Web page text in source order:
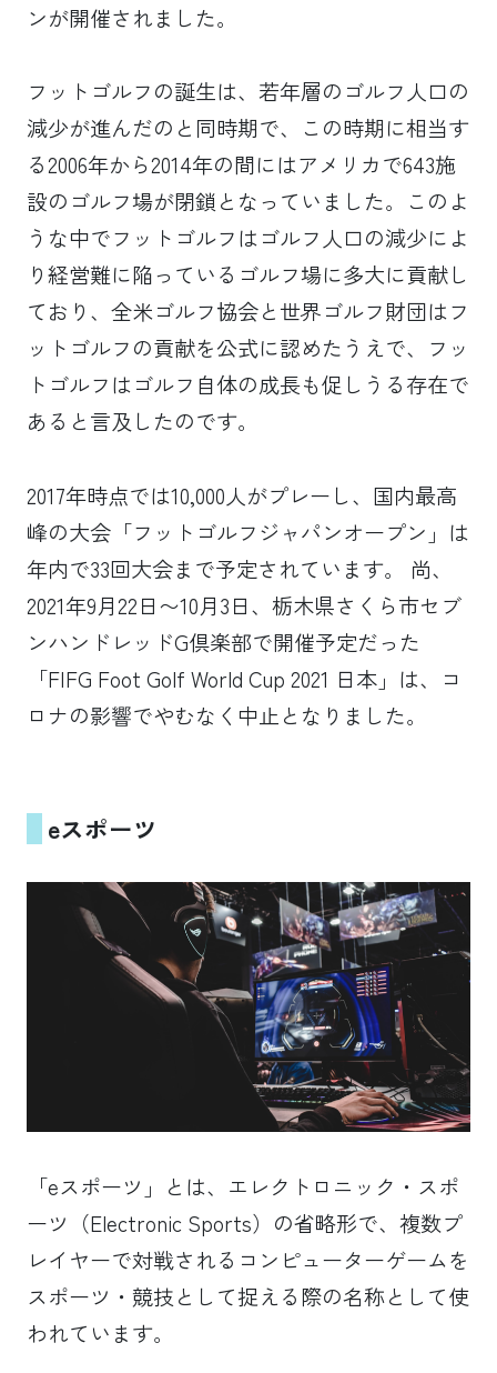
ンが開催されました。
フットゴルフの誕生は、若年層のゴルフ人口の
減少が進んだのと同時期で、この時期に相当す
る2006年から2014年の間にはアメリカで643施
設のゴルフ場が閉鎖となっていました。このよ
うな中でフットゴルフはゴルフ人口の減少によ
り経営難に陥っているゴルフ場に多大に貢献し
ており、全米ゴルフ協会と世界ゴルフ財団はフ
ットゴルフの貢献を公式に認めたうえで、フッ
トゴルフはゴルフ自体の成長も促しうる存在で
あると言及したのです。
2017年時点では10,000人がプレーし、国内最高
峰の大会「フットゴルフジャパンオープン」は
年内で33回大会まで予定されています。 尚、
2021年9月22日〜10月3日、栃木県さくら市セブ
ンハンドレッドG倶楽部で開催予定だった
「FIFG Foot Golf World Cup 2021 日本」は、コ
ロナの影響でやむなく中止となりました。
eスポーツ
「eスポーツ」とは、エレクトロニック・スポ
ーツ（Electronic Sports）の省略形で、複数プ
レイヤーで対戦されるコンピューターゲームを
スポーツ・競技として捉える際の名称として使
われています。